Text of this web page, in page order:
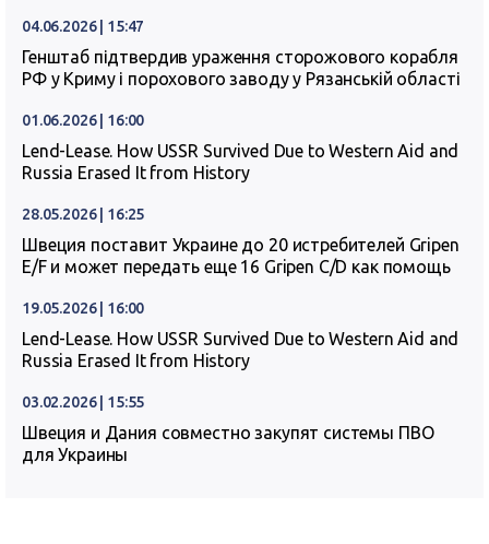
04.06.2026 | 15:47
Генштаб підтвердив ураження сторожового корабля
РФ у Криму і порохового заводу у Рязанській області
01.06.2026 | 16:00
Lend-Lease. How USSR Survived Due to Western Aid and
Russia Erased It from History
28.05.2026 | 16:25
Швеция поставит Украине до 20 истребителей Gripen
E/F и может передать еще 16 Gripen C/D как помощь
19.05.2026 | 16:00
Lend-Lease. How USSR Survived Due to Western Aid and
Russia Erased It from History
03.02.2026 | 15:55
Швеция и Дания совместно закупят системы ПВО
для Украины